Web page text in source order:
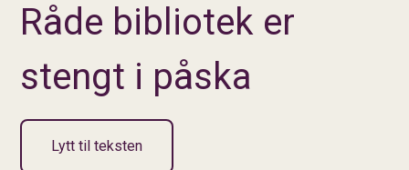
Råde bibliotek er
stengt i påska
Lytt til teksten